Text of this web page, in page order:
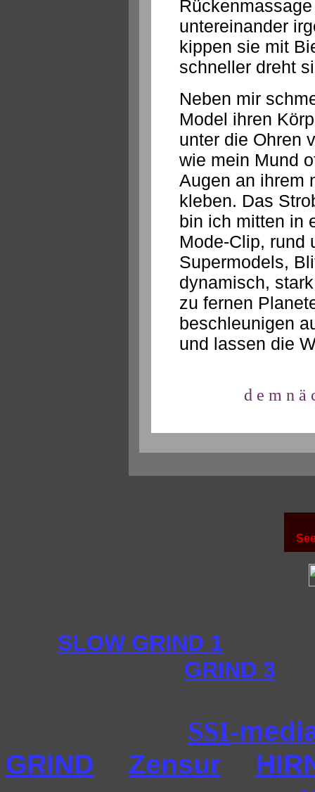
untereinander
kippen sie mit
schneller dreht
Neben mir
Model ihren
unter die Ohren
wie mein Mund
Augen an ihrem
kleben. Das
bin ich mitten in
Mode-Clip, rund
Supermodels,
dynamisch,
zu fernen
beschleunigen
und lassen die
d e m n
SLOW GRIND 1
GRIND 3
SSI-
GRIND
Zensur